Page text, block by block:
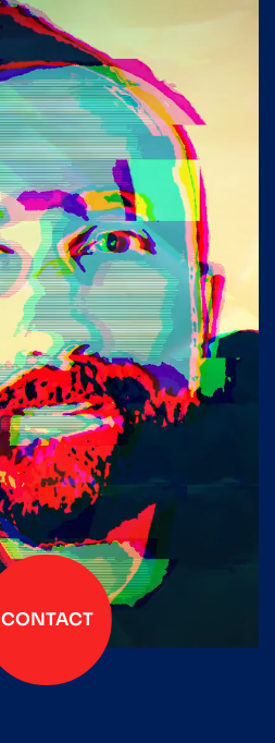
CONTACT